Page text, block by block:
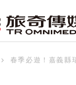
春季必遊！嘉義縣